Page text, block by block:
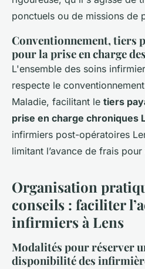
ponctuels ou de missions de
Conventionnement, tiers
pour la prise en charge
L'ensemble des soins
respecte le
Maladie, facilitant le tiers
prise en charge chroniques
infirmiers post-opératoires
limitant l’avance de frais pour
Organisation
conseils : faciliter
infirmiers à Lens
Modalités pour réserver
disponibilité des